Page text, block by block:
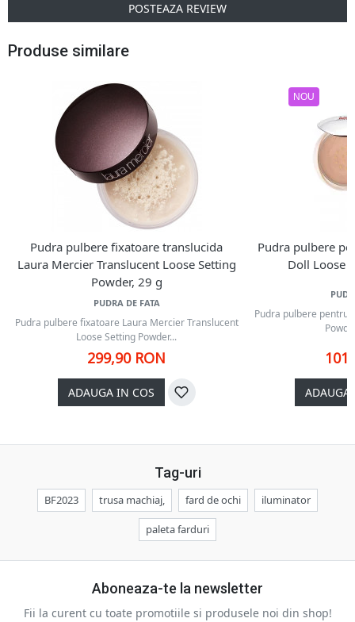
POSTEAZA REVIEW
Produse similare
Pudra pulbere fixatoare translucida
Laura Mercier Translucent Loose Setting
Powder, 29 g
PUDRA DE FATA
Pudra pulbere fixatoare Laura Mercier Translucent
Loose Setting Powder...
299,90 RON
ADAUGA IN COS
NOU
Pudra pulbere
Doll Loose
Pudra pulbere pentru
ADAUGA
Tag-uri
BF2023 trusa machiaj, fard de ochi iluminator
paleta farduri
Aboneaza-te la newsletter
Fii la curent cu toate promotiile si produsele noi din shop!